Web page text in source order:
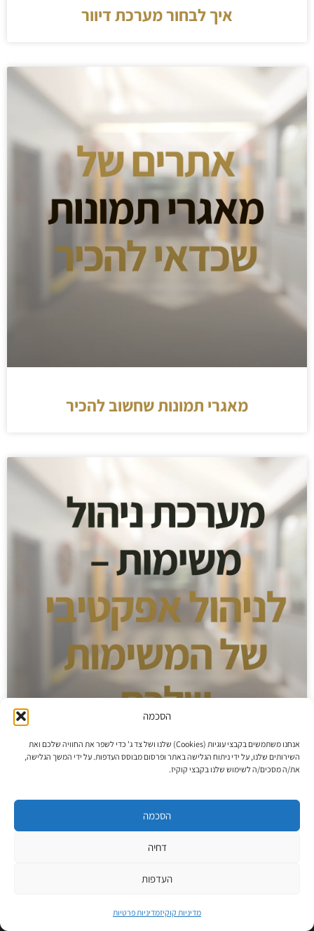
הסכמה
אנחנו משתמשים בקבצי עוגיות (Cookies) שלנו ושל צד ג' כדי לשפר את החוויה שלכם ואת
השירותים שלנו, על ידי ניתוח הגלישה באתר ופרסום מבוסס העדפות. על ידי המשך הגלישה,
את/ה מסכים/ה לשימוש שלנו בקבצי קוקיז.
הסכמה
דחיה
העדפות
מדיניות קוקיזמדיניות פרטיות
איך לבחור מערכת דיוור
מאגרי תמונות שחשוב להכיר
מערכת ניהול משימות – לניהול אפקטיבי
של המשימות שלכם